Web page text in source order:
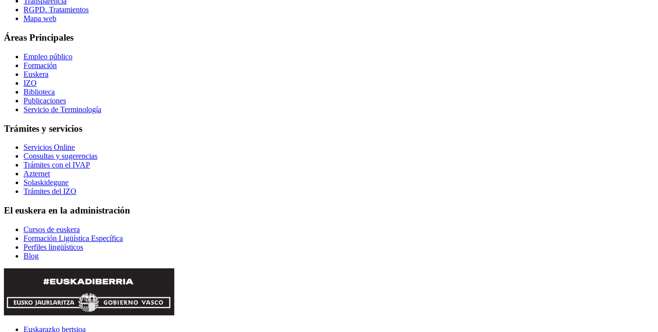
RGPD. Tratamientos
Mapa web
Áreas Principales
Empleo público
Formación
Euskera
IZO
Biblioteca
Publicaciones
Servicio de Terminología
Trámites y servicios
Servicios Online
Consultas y sugerencias
Trámites con el IVAP
Azternet
Solaskidegune
Trámites del IZO
El euskera en la administración
Cursos de euskera
Formación Ligüística Específica
Perfiles lingüísticos
Blog
Euskarazko bertsioa